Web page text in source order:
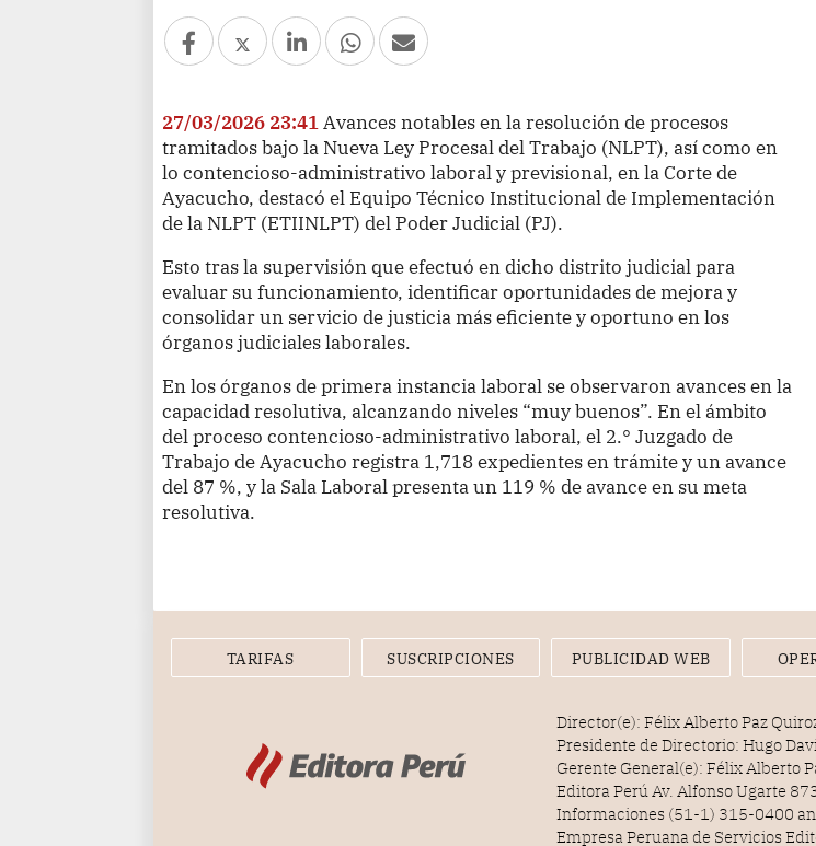
27/03/2026 23:41Avances notables en la resolución de procesos
tramitados bajo la Nueva Ley Procesal del Trabajo (NLPT), así como en
lo contencioso-administrativo laboral y previsional, en la Corte de
Ayacucho, destacó el Equipo Técnico Institucional de Implementación
de la NLPT (ETIINLPT) del Poder Judicial (PJ).
Esto tras la supervisión que efectuó en dicho distrito judicial para
evaluar su funcionamiento, identificar oportunidades de mejora y
consolidar un servicio de justicia más eficiente y oportuno en los
órganos judiciales laborales.
En los órganos de primera instancia laboral se observaron avances en la
capacidad resolutiva, alcanzando niveles “muy buenos”. En el ámbito
del proceso contencioso-administrativo laboral, el 2.° Juzgado de
Trabajo de Ayacucho registra 1,718 expedientes en trámite y un avance
del 87 %, y la Sala Laboral presenta un 119 % de avance en su meta
resolutiva.
TARIFAS SUSCRIPCIONES PUBLICIDAD WEB
Director(e): Félix Alberto Paz
Presidente de Directorio: Hugo
Gerente General(e): Félix Alberto
Editora Perú Av. Alfonso Ugarte
Informaciones (51-1) 315-0400
Empresa Peruana de Servicios